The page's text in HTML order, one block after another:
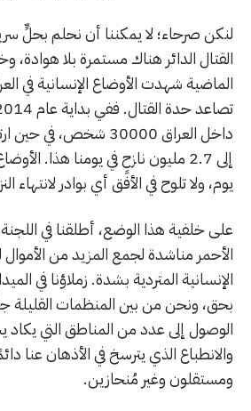
لنكن صرحاء؛ لا يمكننا أن نحلم بحلٍّ
القتال الدائر هناك مستمرة بلا هوادة،
الماضية شهدت الأوضاع الإنسانية في
داخل العراق 30000
إلى 2.7 مليون نازحٍ في يومنا هذا.
يوم، ولا تلوح في الأفق أي بوادر لانتهاء
على خلفية هذا الوضع، أطلقنا في
الأحمر مناشدة لجمع المزيد من
الإنسانية المتردية بشدة. زملاؤنا في
بحق، ونحن من بين المنظمات القليلة
الوصول إلى عدد من المناطق التي يكاد
والانطباع الذي يترسخ في الأذهان عنا
ومستقلون وغير مُنحازين.